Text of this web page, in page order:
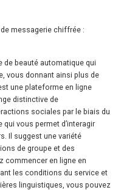
messagerie chiffrée :
de beauté automatique qui
vous donnant ainsi plus de
une plateforme en ligne
distinctive de
sociales par le biais du
qui vous permet d’interagir
Il suggest une variété
de groupe et des
commencer en ligne en
les conditions du service et
linguistiques, vous pouvez